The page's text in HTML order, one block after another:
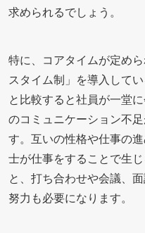
求められるでしょう。
特に、コアタイムが定め
スタイム制」を導入して
と比較すると社員が一堂
のコミュニケーション不
す。互いの性格や仕事の
士が仕事をすることで生
と、打ち合わせや会議、
努力も必要になります。